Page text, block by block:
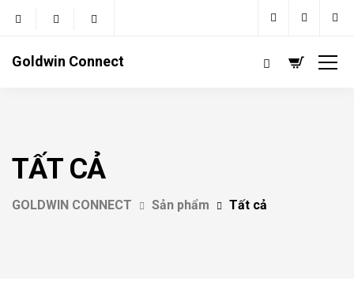
Goldwin Connect
TẤT CẢ
GOLDWIN CONNECT Sản phẩm Tất cả